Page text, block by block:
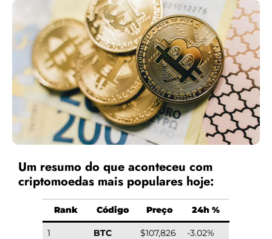
Um resumo do que aconteceu com
criptomoedas mais populares hoje:
Rank Código Preço 24h %
1 BTC
$107,826
-3.02%